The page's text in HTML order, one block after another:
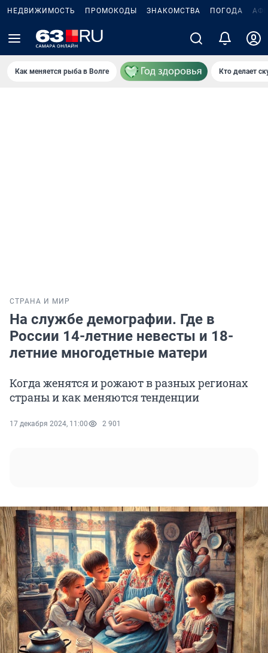
НЕДВИЖИМОСТЬ ПРОМОКОДЫ ЗНАКОМСТВА ПОГОДА
Как меняется рыба в Волге Кто делает
СТРАНА И МИР
На службе демографии. Где в
России 14-летние невесты и 18-
летние многодетные матери
Когда женятся и рожают в разных регионах
страны и как меняются тенденции
17 декабря 2024, 11:00 2 901